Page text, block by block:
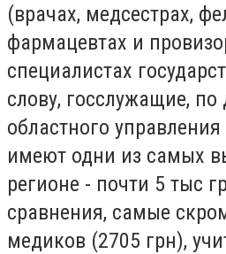
(врачах, медсестрах,
фармацевтах и
специалистах
слову, госслужащие,
областного управления
имеют одни из самых
регионе - почти 5 тыс
сравнения, самые
медиков (2705 грн),